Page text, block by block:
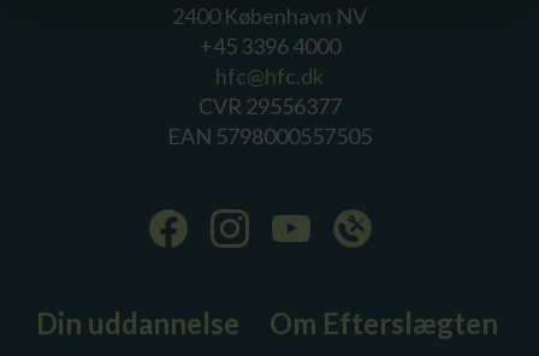
2400 København NV
+45 3396 4000
hfc@hfc.dk
CVR 29556377
EAN 5798000557505
Din uddannelse Om Efterslægten